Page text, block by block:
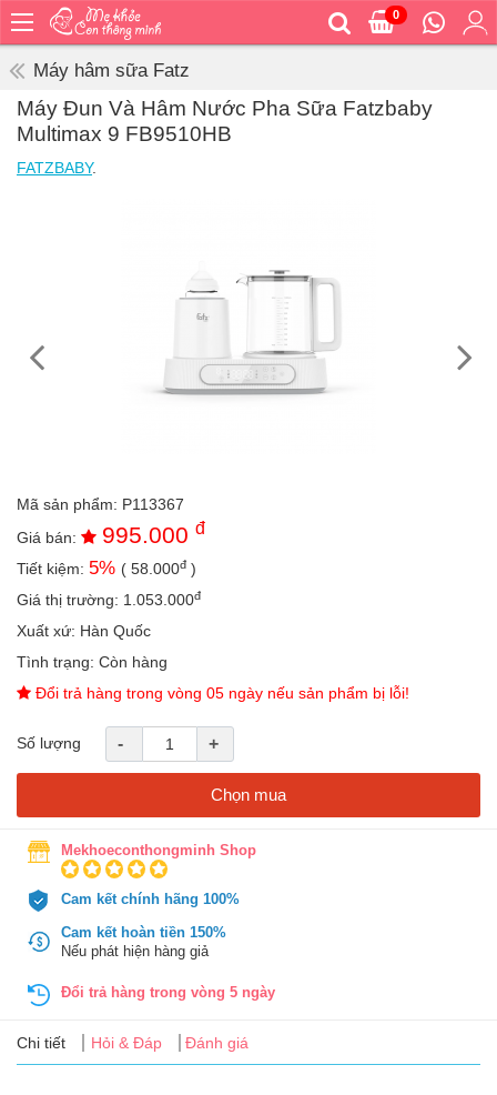
0
Bé
ăn
vệ
ngoài
an
toàn
Bé
tắm
Bé
mà
học
cho
bố
dùng
nhà
Tin
Máy hâm sữa Fatz
Máy Đun Và Hâm Nước Pha Sữa Fatzbaby
Multimax 9 FB9510HB
FATZBABY.
Mã sản phẩm: P113367
Giá bán:
995.000 đ
Tiết kiệm: 5% ( 58.000đ )
Giá thị trường: 1.053.000đ
Xuất xứ: Hàn Quốc
Tình trạng: Còn hàng
Đổi trả hàng trong vòng 05 ngày nếu sản phẩm bị lỗi!
Số lượng - +
Chọn mua
Mekhoeconthongminh Shop
Cam kết chính hãng 100%
Cam kết hoàn tiền 150%
Nếu phát hiện hàng giả
Đổi trả hàng trong vòng 5 ngày
Chi tiết Hỏi & Đáp Đánh giá